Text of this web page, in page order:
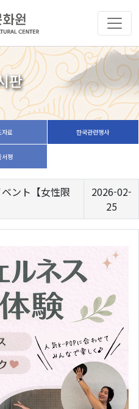
판
자료 한국관련행사
서평
ント【女性限
2026-02-
25